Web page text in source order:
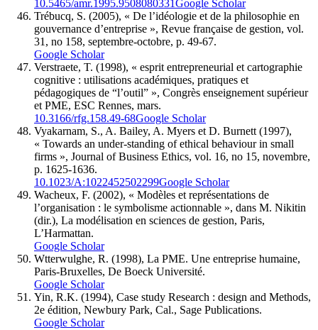
10.5465/amr.1995.9508080331Google Scholar
Trébucq, S. (2005), « De l’idéologie et de la philosophie en
gouvernance d’entreprise », Revue française de gestion, vol.
31, no 158, septembre-octobre, p. 49-67.
Google Scholar
Verstraete, T. (1998), « esprit entrepreneurial et cartographie
cognitive : utilisations académiques, pratiques et
pédagogiques de “l’outil” », Congrès enseignement supérieur
et PME, ESC Rennes, mars.
10.3166/rfg.158.49-68Google Scholar
Vyakarnam, S., A. Bailey, A. Myers et D. Burnett (1997),
« Towards an under-standing of ethical behaviour in small
firms », Journal of Business Ethics, vol. 16, no 15, novembre,
p. 1625-1636.
10.1023/A:1022452502299Google Scholar
Wacheux, F. (2002), « Modèles et représentations de
l’organisation : le symbolisme actionnable », dans M. Nikitin
(dir.), La modélisation en sciences de gestion, Paris,
L’Harmattan.
Google Scholar
Wtterwulghe, R. (1998), La PME. Une entreprise humaine,
Paris-Bruxelles, De Boeck Université.
Google Scholar
Yin, R.K. (1994), Case study Research : design and Methods,
2e édition, Newbury Park, Cal., Sage Publications.
Google Scholar